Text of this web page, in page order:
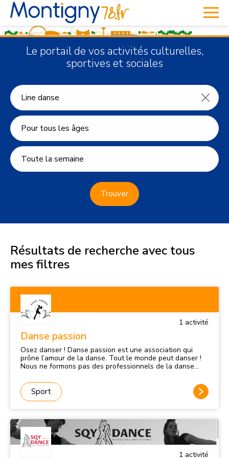
Le portail de vos activités culturelles,
sportives et sociales
Pour tous les âges
Toute la semaine
Trouver
Résultats de recherche avec tous
mes filtres
1 activité
Danse passion
Osez danser ! Danse passion est une association qui
prône l’amour de la danse. Tout le monde peut danser !
Nous ne formons pas des professionnels de la danse
prenne du plaisir. Les amateurs que nous sommes, vous
feront pratiquer les danses en ligne et la country. Nos
professeurs, des professionnels, vous enseigneront les
danse de cabaret à travers des chorégraphies que vous
pourrez présenter lors de nos soirées ou évènements
auxquels nous serons amenés à participer. Nouveau !
Création d'un cours de Danse Cabaret un jeudi soir sur
Sport
1 activité